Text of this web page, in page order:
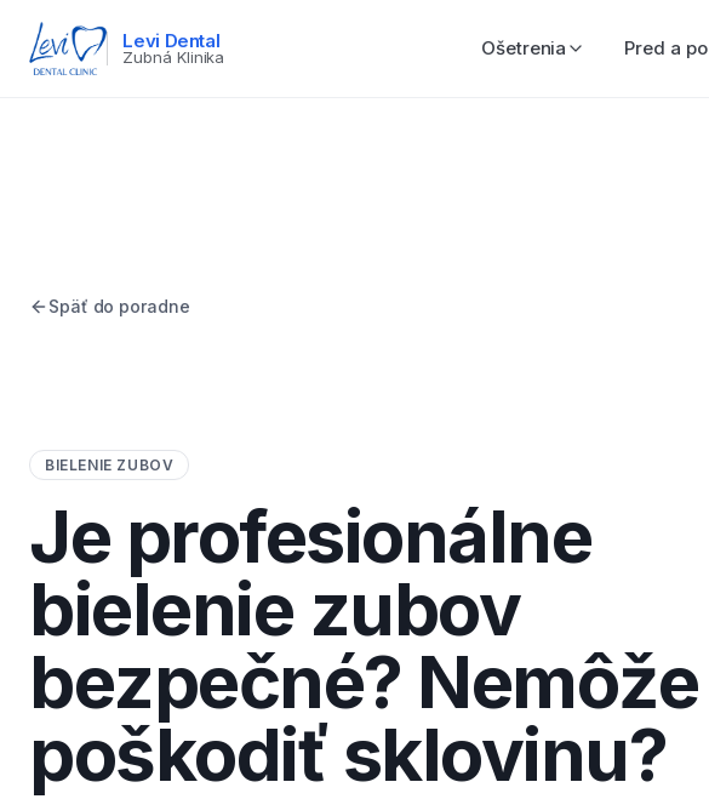
Levi Dental
Zubná Klinika Ošetrenia Pred a po
Späť do poradne
BIELENIE ZUBOV
Je profesionálne
bielenie zubov
bezpečné? Nemôže
poškodiť sklovinu?